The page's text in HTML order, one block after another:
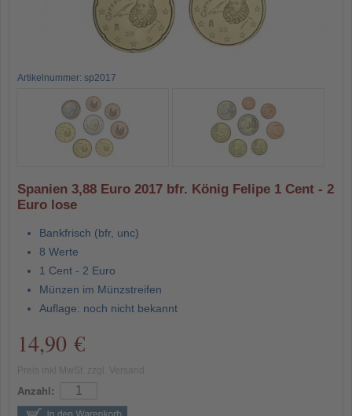
Artikelnummer: sp2017
Spanien 3,88 Euro 2017 bfr. König Felipe 1 Cent - 2
Euro lose
Bankfrisch (bfr, unc)
8 Werte
1 Cent - 2 Euro
Münzen im Münzstreifen
Auflage: noch nicht bekannt
14,90 €
Anzahl: